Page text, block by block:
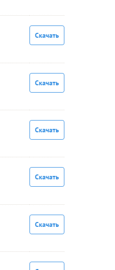
Скачать
Скачать
Скачать
Скачать
Скачать